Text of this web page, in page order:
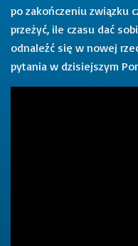
po zakończeniu związku
przeżyć, ile czasu dać
odnaleźć się w nowej
pytania w dzisiejszym